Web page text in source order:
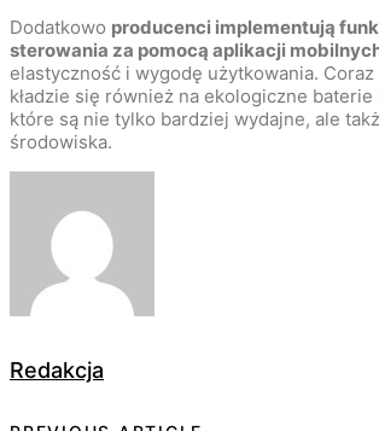
Dodatkowo producenci implementują
sterowania za pomocą aplikacji
elastyczność i wygodę użytkowania.
kładzie się również na ekologiczne
które są nie tylko bardziej wydajne, ale
środowiska.
Redakcja